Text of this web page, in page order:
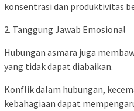
konsentrasi dan produktivitas
2. Tanggung Jawab Emosional
Hubungan asmara juga
yang tidak dapat diabaikan.
Konflik dalam hubungan,
kebahagiaan dapat